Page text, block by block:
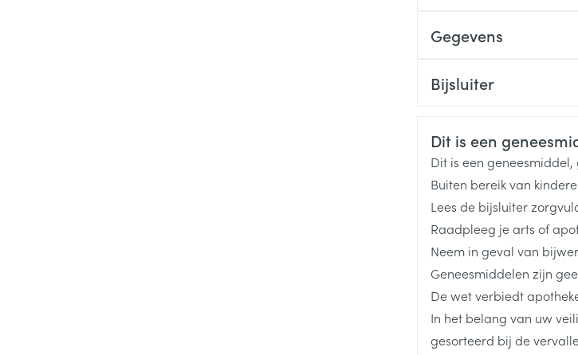
Gegevens
Merken
Breedte
Lengte
Actieve
Ingrediënten
Bijsluiter
Dit is een
Dit is een
Buiten bereik van
Lees de bijsluiter
Raadpleeg je arts of
Neem in geval van
Geneesmiddelen zijn
De wet verbiedt
In het belang van uw
gesorteerd bij de